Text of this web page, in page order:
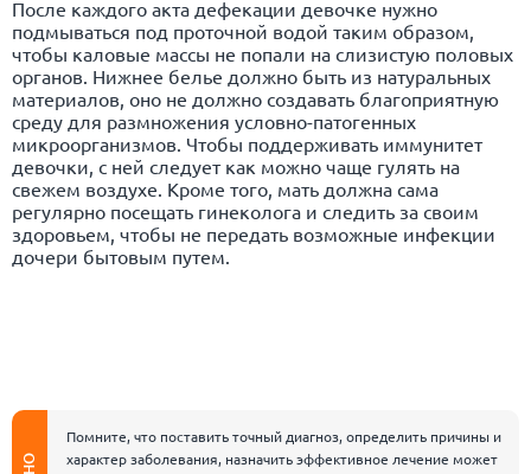
После каждого акта дефекации девочке нужно
подмываться под проточной водой таким образом,
чтобы каловые массы не попали на слизистую половых
органов. Нижнее белье должно быть из натуральных
материалов, оно не должно создавать благоприятную
среду для размножения условно-патогенных
микроорганизмов. Чтобы поддерживать иммунитет
девочки, с ней следует как можно чаще гулять на
свежем воздухе. Кроме того, мать должна сама
регулярно посещать гинеколога и следить за своим
здоровьем, чтобы не передать возможные инфекции
дочери бытовым путем.
Помните, что поставить точный диагноз, определить причины и
характер заболевания, назначить эффективное лечение может